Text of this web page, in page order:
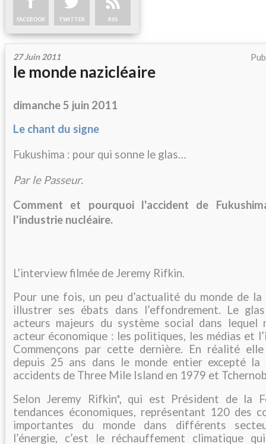
FACEBOOK TWITTER RSS
27 Juin 2011
le monde nazicléaire
dimanche 5 juin 2011
Le chant du signe
Fukushima : pour qui sonne le glas…
Par le Passeur.
Comment et pourquoi l'accident de
l'industrie nucléaire.
L’interview filmée de Jeremy Rifkin.
Pour une fois, un peu d’actualité du monde de
illustrer ses ébats dans l’effondrement. Le
acteurs majeurs du système social dans
acteur économique : les politiques, les médias et
Commençons par cette dernière. En réalité
depuis 25 ans dans le monde entier excepté la
accidents de Three Mile Island en 1979 et
Selon Jeremy Rifkin*, qui est Président de la
tendances économiques, représentant 120 des
importantes du monde dans différents
l’énergie, c’est le réchauffement climatique